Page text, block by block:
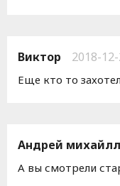
Виктор 2018-
Еще кто то
Андрей
А вы смотрели